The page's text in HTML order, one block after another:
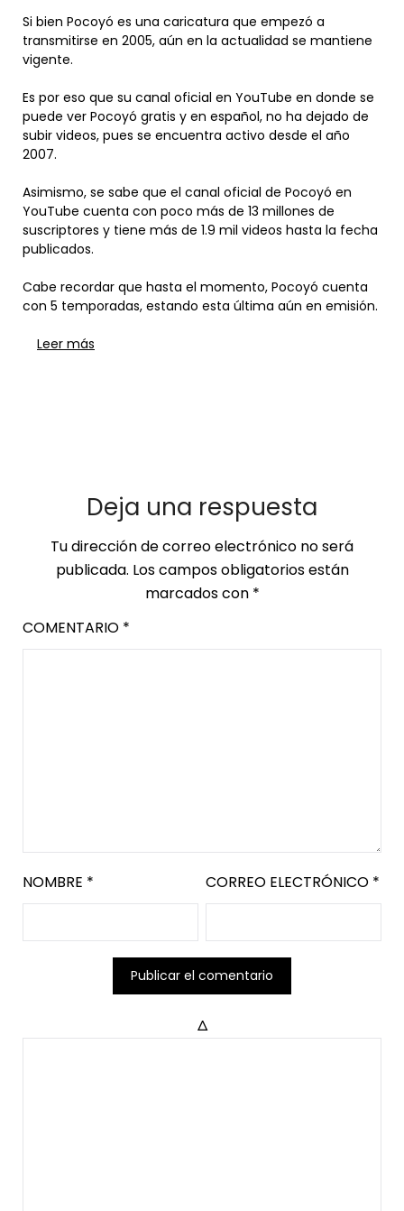
Si bien Pocoyó es una caricatura que empezó a
transmitirse en 2005, aún en la actualidad se mantiene
vigente.
Es por eso que su canal oficial en YouTube en donde se
puede ver Pocoyó gratis y en español, no ha dejado de
subir videos, pues se encuentra activo desde el año
2007.
Asimismo, se sabe que el canal oficial de Pocoyó en
YouTube cuenta con poco más de 13 millones de
suscriptores y tiene más de 1.9 mil videos hasta la fecha
publicados.
Cabe recordar que hasta el momento, Pocoyó cuenta
con 5 temporadas, estando esta última aún en emisión.
Leer más
Deja una respuesta
Tu dirección de correo electrónico no será
publicada. Los campos obligatorios están
marcados con *
COMENTARIO *
NOMBRE * CORREO ELECTRÓNICO *
Δ